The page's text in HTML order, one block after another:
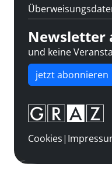
Newsletter
und keine
jetzt abonnieren
Cookies|